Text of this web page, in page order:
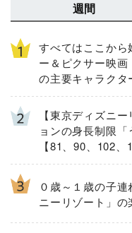
週間
すべてはここか
ー＆ピクサー映画
の主要キャラクタ
【東京ディズニ
ョンの身長制限「
【81、90、102、
０歳～１歳の子
ニーリゾート」の